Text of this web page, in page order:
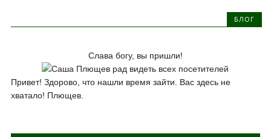
БЛОГ
Слава богу, вы пришли!
Привет! Здорово, что нашли время зайти. Вас здесь не
хватало! Плющев.